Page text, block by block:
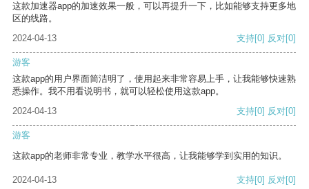
这款加速器app的加速效果一般，可以再提升一下，比如能够支持更多地
区的线路。
2024-04-13
支持[0] 反对[0]
游客
这款app的用户界面简洁明了，使用起来非常容易上手，让我能够快速熟
悉操作。我不用看说明书，就可以轻松使用这款app。
2024-04-13
支持[0] 反对[0]
游客
这款app的老师非常专业，教学水平很高，让我能够学到实用的知识。
2024-04-13 支持[0] 反对[0]